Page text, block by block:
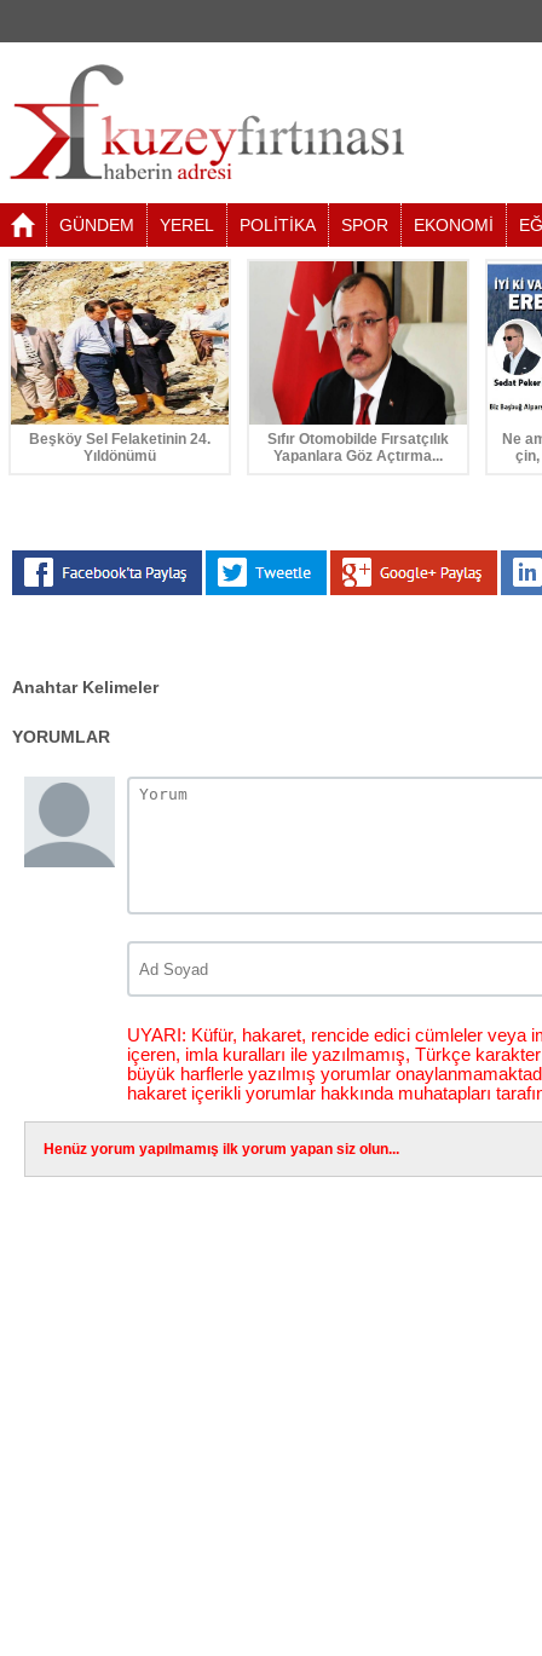
GÜNDEM YEREL POLİTİKA SPOR EKONOMİ
Beşköy Sel Felaketinin 24.
Yıldönümü
Sıfır Otomobilde Fırsatçılık
Yapanlara Göz Açtırma...
Ne
Anahtar Kelimeler
YORUMLAR
UYARI: Küfür, hakaret, rencide edici cümleler veya
içeren, imla kuralları ile yazılmamış, Türkçe
büyük harflerle yazılmış yorumlar
hakaret içerikli yorumlar hakkında muhatapları
Henüz yorum yapılmamış ilk yorum yapan siz olun...